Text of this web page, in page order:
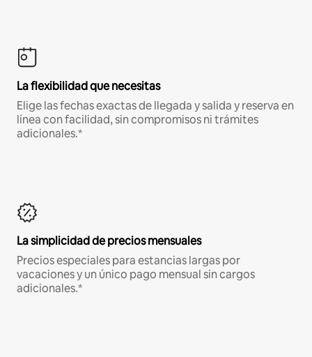
La flexibilidad que necesitas
Elige las fechas exactas de llegada y salida y reserva en
línea con facilidad, sin compromisos ni trámites
adicionales.*
La simplicidad de precios mensuales
Precios especiales para estancias largas por
vacaciones y un único pago mensual sin cargos
adicionales.*